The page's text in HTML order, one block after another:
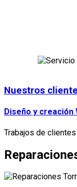
Nuestros
Diseño y
Trabajos de